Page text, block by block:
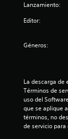
Lanzamiento:
Editor:
Géneros:
La descarga de
Términos de
uso del
que se aplique
términos, no
de servicio